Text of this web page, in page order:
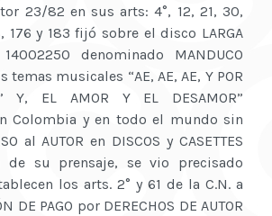
23/82 en sus arts: 4°, 12, 21, 30,
176 y 183 fijó sobre el disco LARGA
14002250 denominado MANDUCO
temas musicales “AE, AE, AE, Y POR
Y, EL AMOR Y EL DESAMOR”
Colombia y en todo el mundo sin
al AUTOR en DISCOS y CASETTES
de su prensaje, se vio precisado
los arts. 2° y 61 de la C.N. a
DE PAGO por DERECHOS DE AUTOR